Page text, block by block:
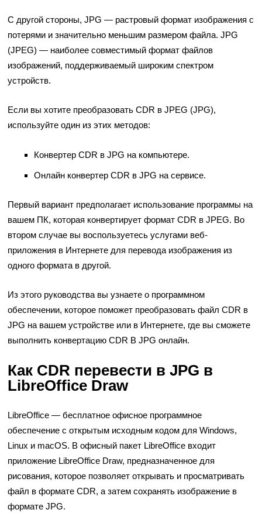
С другой стороны, JPG — растровый формат изображения с
потерями и значительно меньшим размером файла. JPG
(JPEG) — наиболее совместимый формат файлов
изображений, поддерживаемый широким спектром
устройств.
Если вы хотите преобразовать CDR в JPEG (JPG),
используйте один из этих методов:
Конвертер CDR в JPG на компьютере.
Онлайн конвертер CDR в JPG на сервисе.
Первый вариант предполагает использование программы на
вашем ПК, которая конвертирует формат CDR в JPEG. Во
втором случае вы воспользуетесь услугами веб-
приложения в Интернете для перевода изображения из
одного формата в другой.
Из этого руководства вы узнаете о программном
обеспечении, которое поможет преобразовать файл CDR в
JPG на вашем устройстве или в Интернете, где вы сможете
выполнить конвертацию CDR В JPG онлайн.
Как CDR перевести в JPG в
LibreOffice Draw
LibreOffice — бесплатное офисное программное
обеспечение с открытым исходным кодом для Windows,
Linux и macOS. В офисный пакет LibreOffice входит
приложение LibreOffice Draw, предназначенное для
рисования, которое позволяет открывать и просматривать
файл в формате CDR, а затем сохранять изображение в
формате JPG.